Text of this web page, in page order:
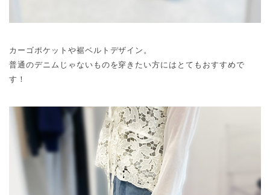
カーゴポケットや裾ベルトデザイン。
普通のデニムじゃないものを穿きたい方にはとてもおすすめで
す！